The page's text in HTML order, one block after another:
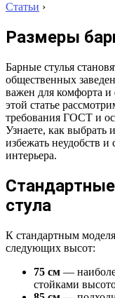
Статьи ›
Размеры
Барные стулья
общественных
важен для комфорта
этой статье
требования ГОСТ и
Узнаете, как выбрать
избежать неудобств
интерьера.
стула
К стандартным
следующих высот:
75 см —
стойками